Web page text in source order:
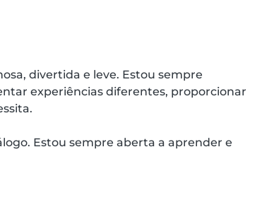
divertida e leve. Estou sempre
experiências diferentes, proporcionar
Estou sempre aberta a aprender e